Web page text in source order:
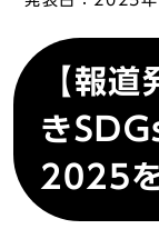
【報
き
2025